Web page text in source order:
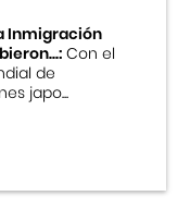
Inmigración
Con el
de
japo...